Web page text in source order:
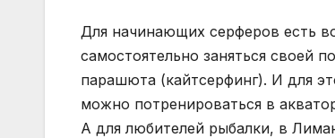
Для начинающих серферов есть
самостоятельно заняться своей
парашюта (кайтсерфинг). И для
можно потренироваться в
А для любителей рыбалки, в